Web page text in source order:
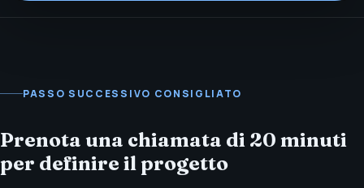
PASSO SUCCESSIVO CONSIGLIATO
Prenota una chiamata di 20 minuti
per definire il progetto